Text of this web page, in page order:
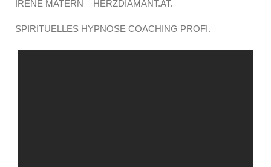
IRENE MATERN – HERZDIAMANT.AT.
SPIRITUELLES HYPNOSE COACHING PROFI.